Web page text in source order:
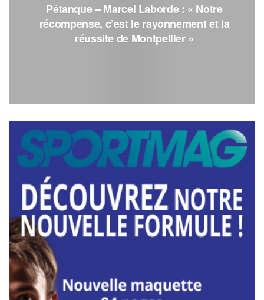
Pétanque – Marcel Laborde : « Notre
récompense, c’est le rayonnement et la
réussite de Montpellier »